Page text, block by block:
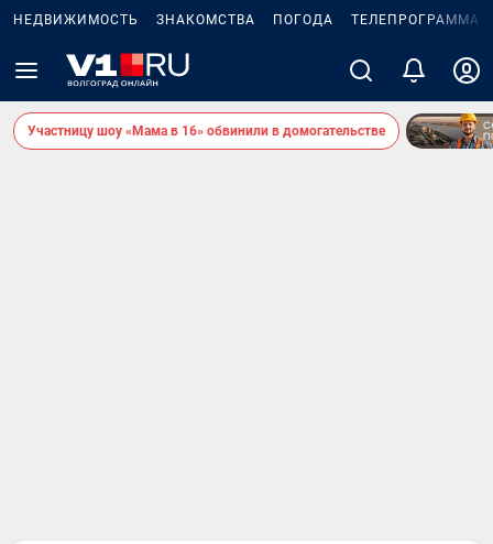
НЕДВИЖИМОСТЬ ЗНАКОМСТВА ПОГОДА ТЕЛЕПРОГРАММА
Участницу шоу «Мама в 16» обвинили в домогательстве